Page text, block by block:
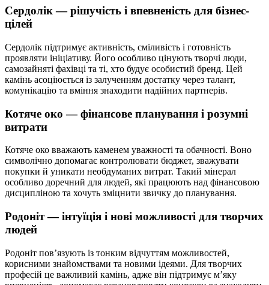
Сердолік — рішучість і впевненість для бізнес-
цілей
Сердолік підтримує активність, сміливість і готовність
проявляти ініціативу. Його особливо цінують творчі люди,
самозайняті фахівці та ті, хто будує особистий бренд. Цей
камінь асоціюється із залученням достатку через талант,
комунікацію та вміння знаходити надійних партнерів.
Котяче око — фінансове планування і розумні
витрати
Котяче око вважають каменем уважності та обачності. Воно
символічно допомагає контролювати бюджет, зважувати
покупки й уникати необдуманих витрат. Такий мінерал
особливо доречний для людей, які працюють над фінансовою
дисципліною та хочуть зміцнити звичку до планування.
Родоніт — інтуїція і нові можливості для творчих
людей
Родоніт пов’язують із тонким відчуттям можливостей,
корисними знайомствами та новими ідеями. Для творчих
професій це важливий камінь, адже він підтримує м’яку